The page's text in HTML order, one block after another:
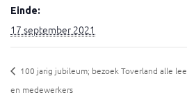
Einde:
17 september 2021
100 jarig jubileum; bezoek Toverland alle
en medewerkers